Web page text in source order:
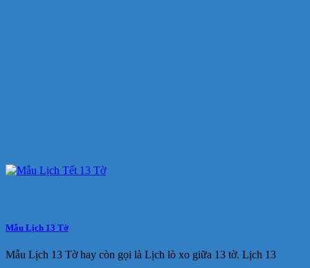
Mẫu Lịch 13 Tờ
Mẫu Lịch 13 Tờ hay còn gọi là Lịch lò xo giữa 13 tờ. Lịch 13